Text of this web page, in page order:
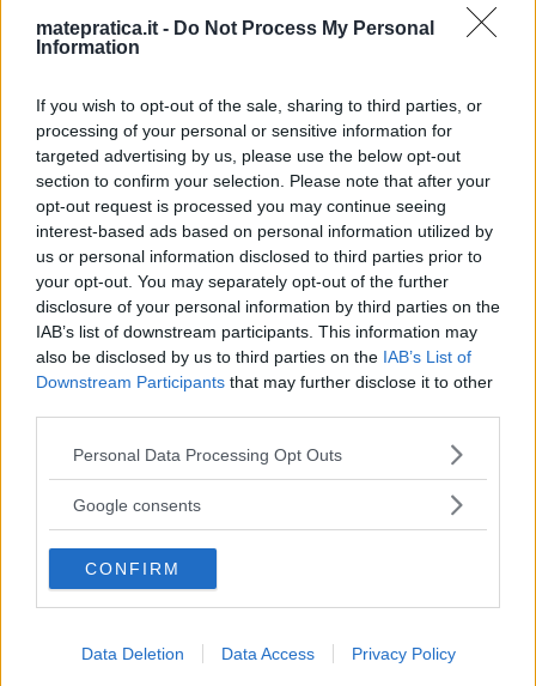
matepratica.it - Do Not Process My Personal
Information
If you wish to opt-out of the sale, sharing to third parties, or
processing of your personal or sensitive information for
targeted advertising by us, please use the below opt-out
section to confirm your selection. Please note that after your
opt-out request is processed you may continue seeing
interest-based ads based on personal information utilized by
us or personal information disclosed to third parties prior to
your opt-out. You may separately opt-out of the further
disclosure of your personal information by third parties on the
IAB’s list of downstream participants. This information may
also be disclosed by us to third parties on the IAB’s List of
Downstream Participants that may further disclose it to other
Please note that this website/app uses one or more Google
not limited to your visit or usage behaviour. You may click to
use your data for below specified purposes in below Google
consent section.
Personal Data Processing Opt Outs
Google consents
CONFIRM
Data Deletion Data Access Privacy Policy
La superficie laterale del cono è (per trovarsi AH si
usa il secondo teorema di Euclide, mentre per
trovare VA uso il primo teorema di Euclide applicato
sullo stesso triangolo): \[ S_{L}=\pi\cdot AH\cdot
VA=\pi\cdot\sqrt{VH\cdot HB}\cdot
VA=\pi\cdot\sqrt{VH\cdot HB}\cdot\sqrt{VB\cdot
VH} \] Espresso nella variabile x diventa: \[
S_{L}=\pi\cdot\sqrt{2r\pi}\cdot\sqrt{x\left(2r-
x\right)}=\pi\sqrt{4r^{2}x^{2}-2rx^{3}} \] Per trovare
il massimo sfrutto la derivata prima della funzione
qui sopra: \[ S_{L}^{'}\geq0\rightarrow4r^{2}x-
valore massimo si avrà quindi per \[ x=\frac{4}